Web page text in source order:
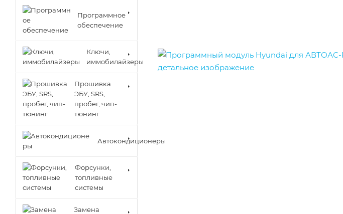
Программное
обеспечение
Ключи,
иммобилайзеры
Прошивка
ЭБУ, SRS,
пробег, чип-
тюнинг
Автокондиционеры
Форсунки,
топливные
системы
Замена